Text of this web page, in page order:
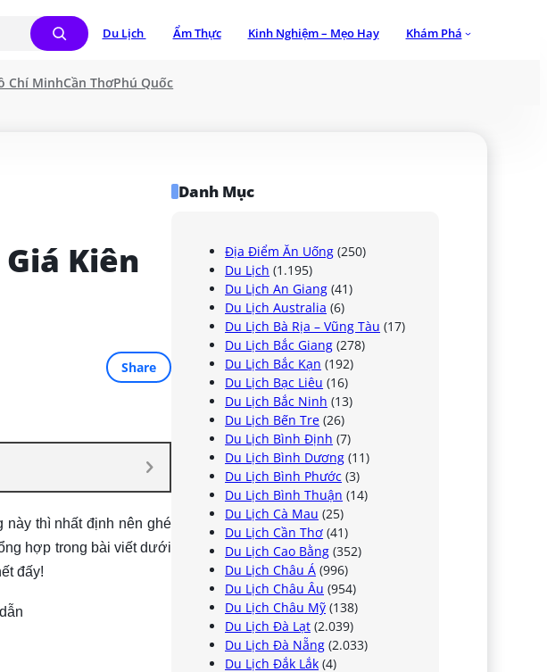
Du Lịch Ẩm Thực Kinh Nghiệm – Mẹo Hay Khám Phá
Chí MinhCần ThơPhú Quốc
Kiên
Share
này thì nhất định nên ghé
hợp trong bài viết dưới
đấy!
Danh Mục
Địa Điểm Ăn Uống (250)
Du Lịch (1.195)
Du Lịch An Giang (41)
Du Lịch Australia (6)
Du Lịch Bà Rịa – Vũng Tàu (17)
Du Lịch Bắc Giang (278)
Du Lịch Bắc Kạn (192)
Du Lịch Bạc Liêu (16)
Du Lịch Bắc Ninh (13)
Du Lịch Bến Tre (26)
Du Lịch Bình Định (7)
Du Lịch Bình Dương (11)
Du Lịch Bình Phước (3)
Du Lịch Bình Thuận (14)
Du Lịch Cà Mau (25)
Du Lịch Cần Thơ (41)
Du Lịch Cao Bằng (352)
Du Lịch Châu Á (996)
Du Lịch Châu Âu (954)
Du Lịch Châu Mỹ (138)
Du Lịch Đà Lạt (2.039)
Du Lịch Đà Nẵng (2.033)
Du Lịch Đắk Lắk (4)